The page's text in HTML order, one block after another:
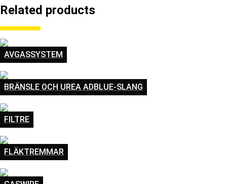
Related products
AVGASSYSTEM
BRÄNSLE OCH UREA ADBLUE-SLANG
FILTRE
FLÄKTREMMAR